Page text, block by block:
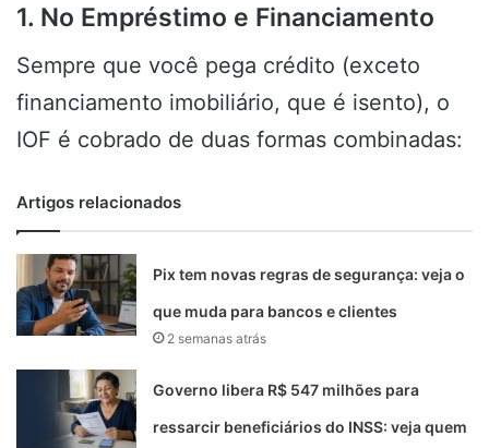
1. No Empréstimo e Financiamento
Sempre que você pega crédito (exceto
financiamento imobiliário, que é isento), o
IOF é cobrado de duas formas combinadas:
Artigos relacionados
Pix tem novas regras de segurança: veja o
que muda para bancos e clientes
2 semanas atrás
Governo libera R$ 547 milhões para
ressarcir beneficiários do INSS: veja quem